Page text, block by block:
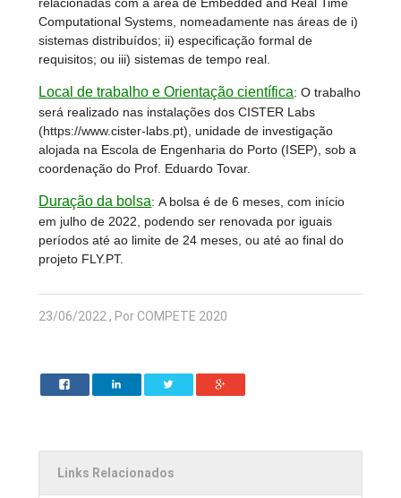
relacionadas com a área de Embedded and Real Time
Computational Systems, nomeadamente nas áreas de i)
sistemas distribuídos; ii) especificação formal de
requisitos; ou iii) sistemas de tempo real.
Local de trabalho e Orientação científica:O trabalho
será realizado nas instalações dos CISTER Labs
(https://www.cister-labs.pt), unidade de investigação
alojada na Escola de Engenharia do Porto (ISEP), sob a
coordenação do Prof. Eduardo Tovar.
Duração da bolsa:A bolsa é de 6 meses, com início
em julho de 2022, podendo ser renovada por iguais
períodos até ao limite de 24 meses, ou até ao final do
projeto FLY.PT.
23/06/2022 , Por COMPETE 2020
Links Relacionados